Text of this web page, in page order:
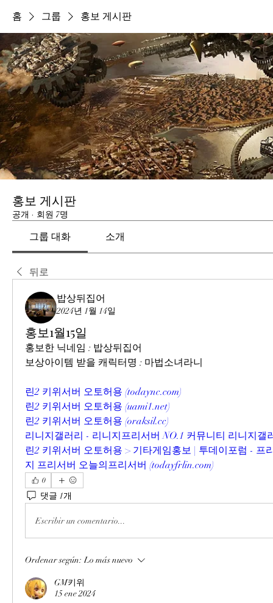
홈 그룹 홍보 게시판
홍보 게시판
공개 · 회원 7명
그룹 대화 소개
뒤로
밥상뒤집어
2024년 1월 14일
홍보1월15일
홍보한 닉네임 : 밥상뒤집어
보상아이템 받을 캐릭터명 : 마법소녀라니
린2 키위서버 오토허용 (todaync.com)
린2 키위서버 오토허용 (uami1.net)
린2 키위서버 오토허용 (oraksil.cc)
리니지갤러리 - 리니지프리서버 NO.1 커뮤니티 리니지갤
린2 키위서버 오토허용 > 기타게임홍보 | 투데이포럼 - 프
지 프리서버 오늘의프리서버 (todayfrlin.com)
0
댓글 1개
Escribir un comentario...
Ordenar según: Lo más nuevo
GM키위
15 ene 2024